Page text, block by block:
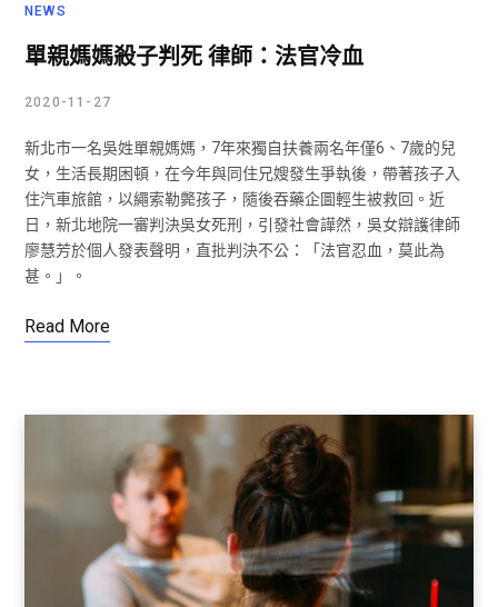
NEWS
單親媽媽殺子判死 律師：法官冷血
2020-11-27
新北市一名吳姓單親媽媽，7年來獨自扶養兩名年僅6、7歲的兒
女，生活長期困頓，在今年與同住兄嫂發生爭執後，帶著孩子入
住汽車旅館，以繩索勒斃孩子，隨後吞藥企圖輕生被救回。近
日，新北地院一審判決吳女死刑，引發社會譁然，吳女辯護律師
廖慧芳於個人發表聲明，直批判決不公：「法官忍血，莫此為
甚。」。
Read More